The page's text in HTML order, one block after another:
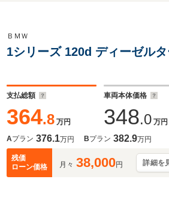
ＢＭＷ
1シリーズ 120d ディーゼル
支払総額
364.8 万円
車両本体価格
348.0 万円
Aプラン 376.1万円 Bプラン 382.9万円
残価
ローン価格
月々 38,000円 詳細を